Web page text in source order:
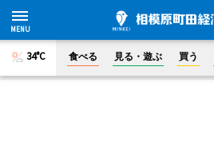
34°C 食べる 見る・遊ぶ 買う